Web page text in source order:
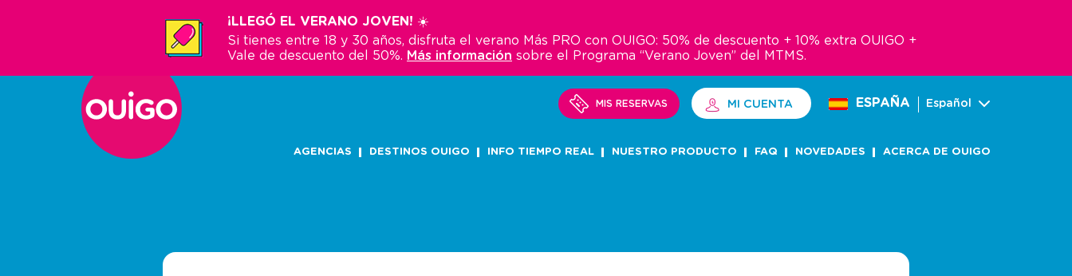
principal
¡LLEGÓ EL VERANO JOVEN! ☀️
Si tienes entre 18 y 30 años, disfruta el verano Más PRO con OUIGO: 50% de descuento + 10% extra OUIGO +
Vale de descuento del 50%. Más información sobre el Programa “Verano Joven” del MTMS.
MIS RESERVAS MI CUENTA ESPAÑA Español
AGENCIAS DESTINOS OUIGO INFO TIEMPO REAL NUESTRO PRODUCTO FAQ NOVEDADES ACERCA DE OUIGO